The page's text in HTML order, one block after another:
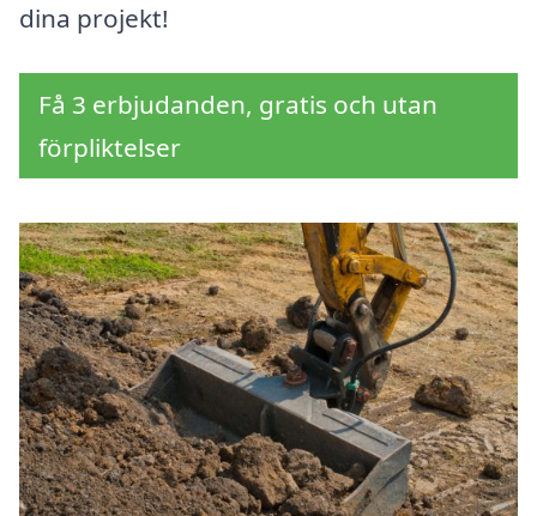
dina projekt!
Få 3 erbjudanden, gratis och utan
förpliktelser